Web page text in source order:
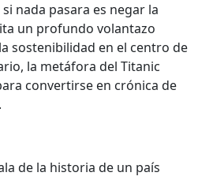
nada pasara es negar la
un profundo volantazo
sostenibilidad en el centro de
la metáfora del Titanic
convertirse en crónica de
de la historia de un país